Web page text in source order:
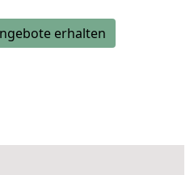
erhalten